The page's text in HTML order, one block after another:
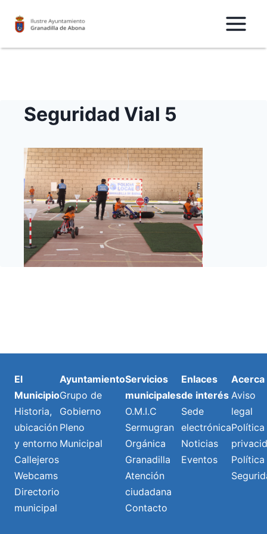
Seguridad Vial 5
El
Municipio
Historia,
ubicación
y entorno
Callejeros
Webcams
Directorio
municipal
Ayuntamiento
Grupo de
Gobierno
Pleno
Municipal
Servicios
municipales
O.M.I.C
Sermugran
Orgánica
Granadilla
Atención
ciudadana
Contacto
Enlaces
de interés
Sede
electrónica
Noticias
Eventos
Acerca
Aviso
legal
Política
Política